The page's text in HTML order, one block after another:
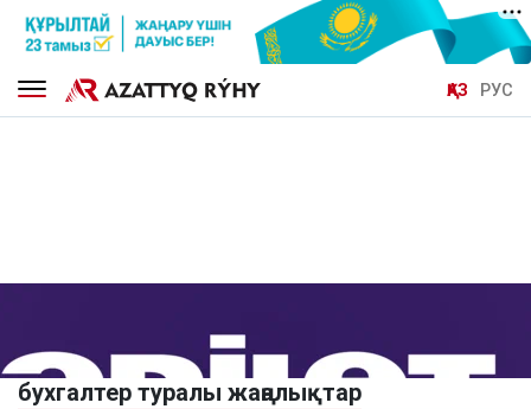
ҚАЗ РУС
бухгалтер туралы жаңалықтар